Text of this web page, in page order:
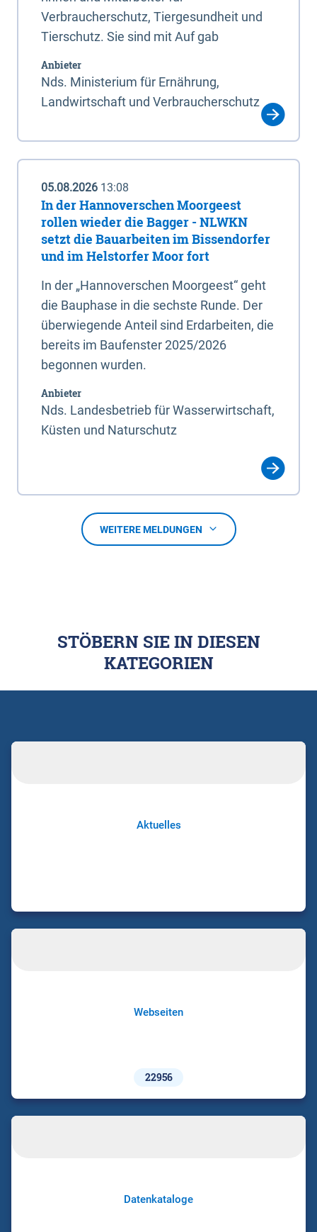
Verbraucherschutz, Tiergesundheit und
Tierschutz. Sie sind mit Auf gab
Anbieter
Nds. Ministerium für Ernährung,
Landwirtschaft und Verbraucherschutz
05.08.2026 13:08
In der Hannoverschen Moorgeest
rollen wieder die Bagger - NLWKN
setzt die Bauarbeiten im Bissendorfer
und im Helstorfer Moor fort
In der „Hannoverschen Moorgeest“ geht
die Bauphase in die sechste Runde. Der
überwiegende Anteil sind Erdarbeiten, die
bereits im Baufenster 2025/2026
begonnen wurden.
Anbieter
Nds. Landesbetrieb für Wasserwirtschaft,
Küsten und Naturschutz
WEITERE MELDUNGEN
STÖBERN SIE IN DIESEN
KATEGORIEN
Aktuelles
Webseiten
22956
Datenkataloge